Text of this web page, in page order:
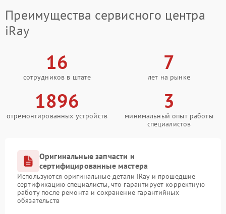
Преимущества сервисного центра
iRay
16
сотрудников в штате
7
лет на рынке
1896
отремонтированных устройств
3
минимальный опыт работы
специалистов
Оригинальные запчасти и
сертифицированные мастера
Используются оригинальные детали iRay и прошедшие
сертификацию специалисты, что гарантирует корректную
работу после ремонта и сохранение гарантийных
обязательств